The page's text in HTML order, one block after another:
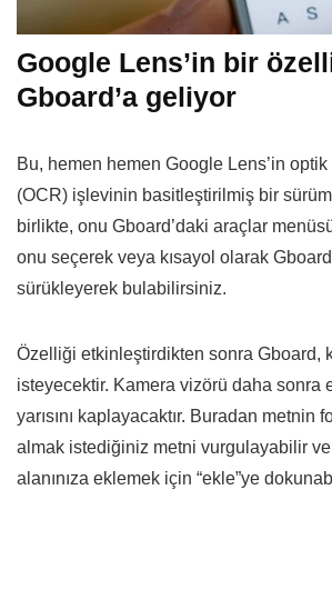
Google Lens’in bir
Gboard’a geliyor
Bu, hemen hemen Google Lens’in optik
(OCR) işlevinin basitleştirilmiş bir
birlikte, onu Gboard’daki araçlar
onu seçerek veya kısayol olarak
sürükleyerek bulabilirsiniz.
Özelliği etkinleştirdikten sonra Gboard,
isteyecektir. Kamera vizörü daha sonra
yarısını kaplayacaktır. Buradan metnin
almak istediğiniz metni vurgulayabilir
alanınıza eklemek için “ekle”ye